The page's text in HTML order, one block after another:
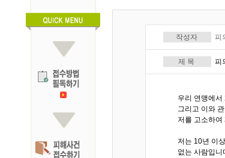
작성자 피
제 목 피
우리 연맹에
그리고 이와
저를 고소하
저는 10년 이
없는 사람입니